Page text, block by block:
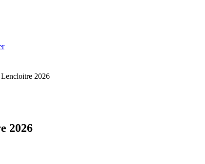
2026
2026